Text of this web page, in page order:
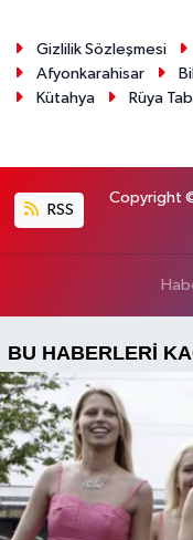
Gizlilik Sözleşmesi
Afyonkarahisar
Kütahya
Rüya
RSS
Copyright